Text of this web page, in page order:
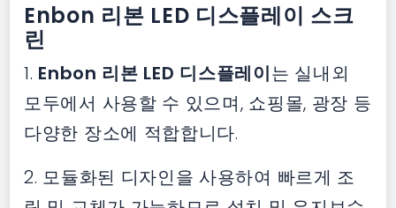
Enbon 리본 LED 디스플레이 스크
린
1. Enbon 리본 LED 디스플레이는 실내외
모두에서 사용할 수 있으며, 쇼핑몰, 광장 등
다양한 장소에 적합합니다.
2. 모듈화된 디자인을 사용하여 빠르게 조